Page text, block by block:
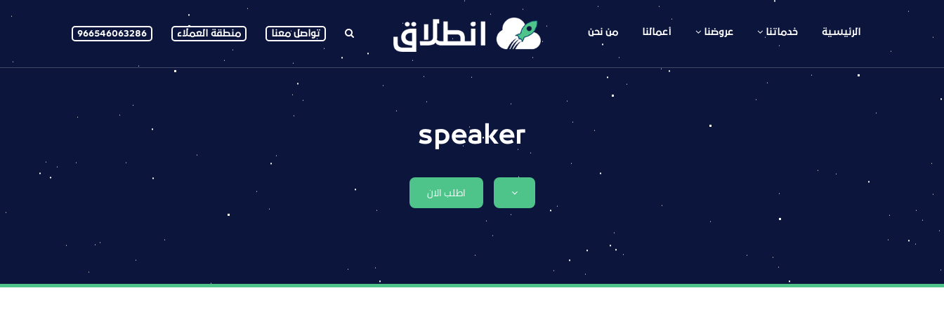
الرئيسية خدماتنا عروضنا أعمالنا من نحن تواصل معنا منطقة العملاء 966546063286
speaker
اطلب الان